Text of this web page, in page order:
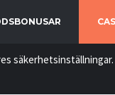
säkerhetsinställningar.